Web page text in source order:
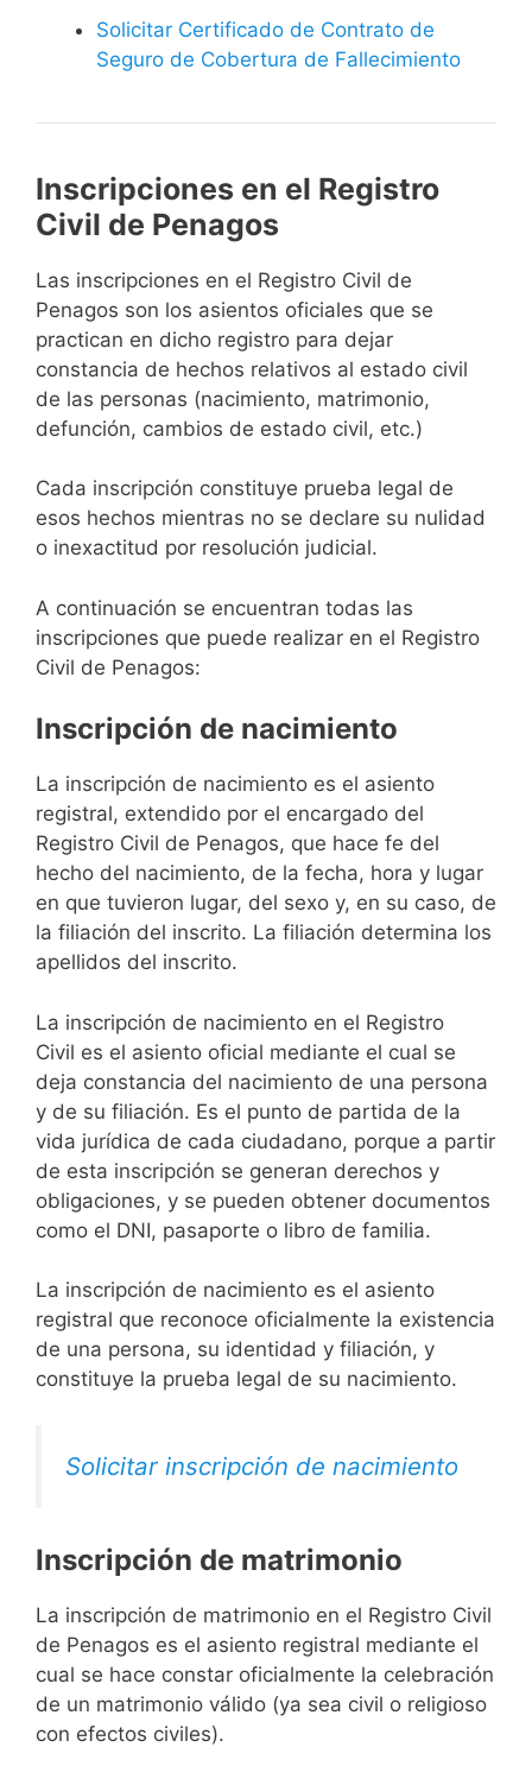
Solicitar Certificado de Contrato de
Seguro de Cobertura de Fallecimiento
Inscripciones en el Registro
Civil de Penagos
Las inscripciones en el Registro Civil de
Penagos son los asientos oficiales que se
practican en dicho registro para dejar
constancia de hechos relativos al estado civil
de las personas (nacimiento, matrimonio,
defunción, cambios de estado civil, etc.)
Cada inscripción constituye prueba legal de
esos hechos mientras no se declare su nulidad
o inexactitud por resolución judicial.
A continuación se encuentran todas las
inscripciones que puede realizar en el Registro
Civil de Penagos:
Inscripción de nacimiento
La inscripción de nacimiento es el asiento
registral, extendido por el encargado del
Registro Civil de Penagos, que hace fe del
hecho del nacimiento, de la fecha, hora y lugar
en que tuvieron lugar, del sexo y, en su caso, de
la filiación del inscrito. La filiación determina los
apellidos del inscrito.
La inscripción de nacimiento en el Registro
Civil es el asiento oficial mediante el cual se
deja constancia del nacimiento de una persona
y de su filiación. Es el punto de partida de la
vida jurídica de cada ciudadano, porque a partir
de esta inscripción se generan derechos y
obligaciones, y se pueden obtener documentos
como el DNI, pasaporte o libro de familia.
La inscripción de nacimiento es el asiento
registral que reconoce oficialmente la existencia
de una persona, su identidad y filiación, y
constituye la prueba legal de su nacimiento.
Solicitar inscripción de nacimiento
Inscripción de matrimonio
La inscripción de matrimonio en el Registro Civil
de Penagos es el asiento registral mediante el
cual se hace constar oficialmente la celebración
de un matrimonio válido (ya sea civil o religioso
con efectos civiles).